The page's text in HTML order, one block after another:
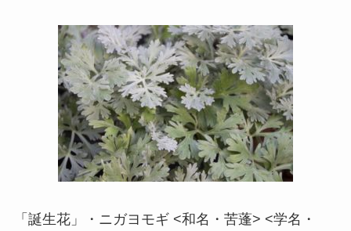
「誕生花」・ニガヨモギ <和名・苦蓬> <学名・